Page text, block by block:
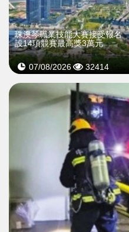
珠澳琴職業技能大賽接受報名
設14項競賽最高獎3萬元
07/08/2026 32414